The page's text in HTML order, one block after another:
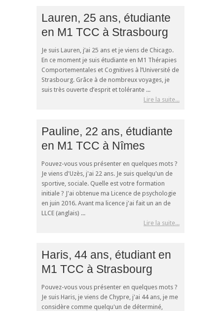
Lauren, 25 ans, étudiante
en M1 TCC à Strasbourg
Je suis Lauren, j’ai 25 ans et je viens de Chicago.
En ce moment je suis étudiante en M1 Thérapies
Comportementales et Cognitives à l’Université de
Strasbourg. Grâce à de nombreux voyages, je
suis très ouverte d’esprit et tolérante ...
Lire la suite...
Pauline, 22 ans, étudiante
en M1 TCC à Nîmes
Pouvez-vous vous présenter en quelques mots ?
Je viens d'Uzès, j'ai 22 ans. Je suis quelqu'un de
sportive, sociale. Quelle est votre formation
initiale ? J'ai obtenue ma Licence de psychologie
en juin 2016. Avant ma licence j'ai fait un an de
LLCE (anglais) ...
Lire la suite...
Haris, 44 ans, étudiant en
M1 TCC à Strasbourg
Pouvez-vous vous présenter en quelques mots ?
Je suis Haris, je viens de Chypre, j'ai 44 ans, je me
considère comme quelqu'un de déterminé,